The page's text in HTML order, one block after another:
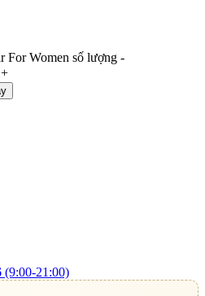
For Women số lượng -
+
(9:00-21:00)